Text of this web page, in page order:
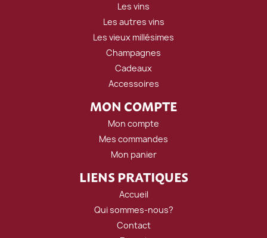
Les vins
Les autres vins
Les vieux millésimes
Champagnes
Cadeaux
Accessoires
MON COMPTE
Mon compte
Mes commandes
Mon panier
LIENS PRATIQUES
Accueil
Qui sommes-nous?
Contact